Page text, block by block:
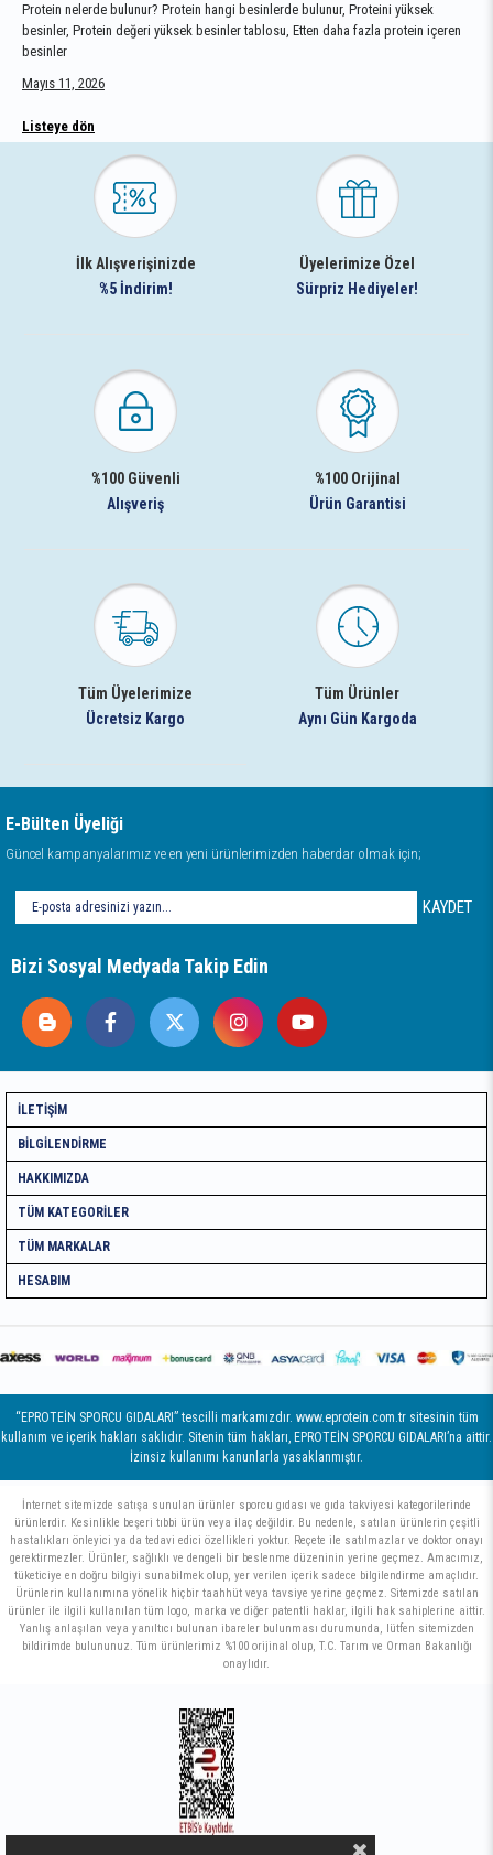
Protein nelerde bulunur? Protein hangi besinlerde bulunur, Proteini yüksek
besinler, Protein değeri yüksek besinler tablosu, Etten daha fazla protein içeren
besinler
Mayıs 11, 2026
Listeye dön
İlk Alışverişinizde
%5 İndirim!
Üyelerimize Özel
Sürpriz Hediyeler!
%100 Güvenli
Alışveriş
%100 Orijinal
Ürün Garantisi
Tüm Üyelerimize
Ücretsiz Kargo
Tüm Ürünler
Aynı Gün Kargoda
E-Bülten Üyeliği
Güncel kampanyalarımız ve en yeni ürünlerimizden haberdar olmak için;
KAYDET
Bizi Sosyal Medyada Takip Edin
İLETIŞIM
BILGILENDIRME
HAKKIMIZDA
TÜM KATEGORILER
TÜM MARKALAR
HESABIM
“EPROTEİN SPORCU GIDALARI” tescilli markamızdır. www.eprotein.com.tr sitesinin tüm
kullanım ve içerik hakları saklıdır. Sitenin tüm hakları, EPROTEİN SPORCU GIDALARI’na aittir.
İzinsiz kullanımı kanunlarla yasaklanmıştır.
İnternet sitemizde satışa sunulan ürünler sporcu gıdası ve gıda takviyesi kategorilerinde
ürünlerdir. Kesinlikle beşeri tıbbi ürün veya ilaç değildir. Bu nedenle, satılan ürünlerin çeşitli
hastalıkları önleyici ya da tedavi edici özellikleri yoktur. Reçete ile satılmazlar ve doktor onayı
gerektirmezler. Ürünler, sağlıklı ve dengeli bir beslenme düzeninin yerine geçmez. Amacımız,
tüketiciye en doğru bilgiyi sunabilmek olup, yer verilen içerik sadece bilgilendirme amaçlıdır.
Ürünlerin kullanımına yönelik hiçbir taahhüt veya tavsiye yerine geçmez. Sitemizde satılan
ürünler ile ilgili kullanılan tüm logo, marka ve diğer patentli haklar, ilgili hak sahiplerine aittir.
Yanlış anlaşılan veya yanıltıcı bulunan ibareler bulunması durumunda, lütfen sitemizden
bildirimde bulununuz. Tüm ürünlerimiz %100 orijinal olup, T.C. Tarım ve Orman Bakanlığı
onaylıdır.